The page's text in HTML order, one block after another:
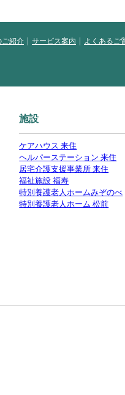
ご紹介 サービス案内 よくあるご
施設
ケアハウス 来住
ヘルパーステーション 来住
居宅介護支援事業所 来住
福祉施設 福寿
特別養護老人ホームみぞのべ
特別養護老人ホーム 松前